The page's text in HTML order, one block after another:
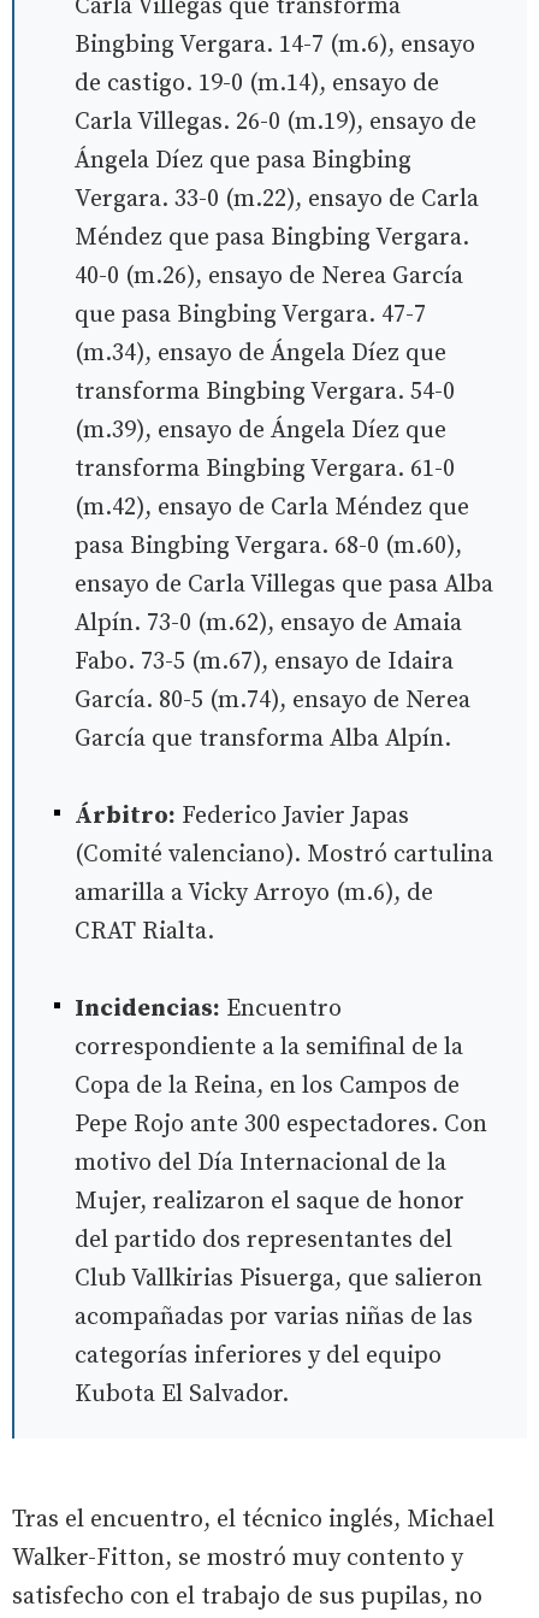
Carla Villegas que transforma
Bingbing Vergara. 14-7 (m.6), ensayo
de castigo. 19-0 (m.14), ensayo de
Carla Villegas. 26-0 (m.19), ensayo de
Ángela Díez que pasa Bingbing
Vergara. 33-0 (m.22), ensayo de Carla
Méndez que pasa Bingbing Vergara.
40-0 (m.26), ensayo de Nerea García
que pasa Bingbing Vergara. 47-7
(m.34), ensayo de Ángela Díez que
transforma Bingbing Vergara. 54-0
(m.39), ensayo de Ángela Díez que
transforma Bingbing Vergara. 61-0
(m.42), ensayo de Carla Méndez que
pasa Bingbing Vergara. 68-0 (m.60),
ensayo de Carla Villegas que pasa Alba
Alpín. 73-0 (m.62), ensayo de Amaia
Fabo. 73-5 (m.67), ensayo de Idaira
García. 80-5 (m.74), ensayo de Nerea
García que transforma Alba Alpín.
Árbitro: Federico Javier Japas
(Comité valenciano). Mostró cartulina
amarilla a Vicky Arroyo (m.6), de
CRAT Rialta.
Incidencias: Encuentro
correspondiente a la semifinal de la
Copa de la Reina, en los Campos de
Pepe Rojo ante 300 espectadores. Con
motivo del Día Internacional de la
Mujer, realizaron el saque de honor
del partido dos representantes del
Club Vallkirias Pisuerga, que salieron
acompañadas por varias niñas de las
categorías inferiores y del equipo
Kubota El Salvador.
Tras el encuentro, el técnico inglés, Michael
Walker-Fitton, se mostró muy contento y
satisfecho con el trabajo de sus pupilas, no